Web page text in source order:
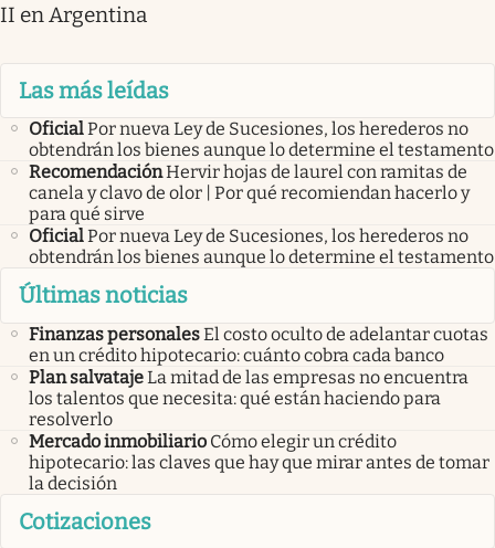
II en Argentina
Las más leídas
OficialPor nueva Ley de Sucesiones, los herederos no
obtendrán los bienes aunque lo determine el testamento
RecomendaciónHervir hojas de laurel con ramitas de
canela y clavo de olor | Por qué recomiendan hacerlo y
para qué sirve
OficialPor nueva Ley de Sucesiones, los herederos no
obtendrán los bienes aunque lo determine el testamento
Últimas noticias
Finanzas personalesEl costo oculto de adelantar cuotas
en un crédito hipotecario: cuánto cobra cada banco
Plan salvatajeLa mitad de las empresas no encuentra
los talentos que necesita: qué están haciendo para
resolverlo
Mercado inmobiliario Cómo elegir un crédito
hipotecario: las claves que hay que mirar antes de tomar
la decisión
Cotizaciones